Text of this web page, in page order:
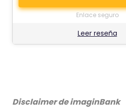
Enlace seguro
Leer reseña
Disclaimerde imaginBank